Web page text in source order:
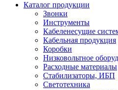
Каталог продукции
Звонки
Инструменты
Кабеленесущие
Кабельная продукция
Коробки
Низковольтное
Расходные материалы
Стабилизаторы, ИБП
Светотехника